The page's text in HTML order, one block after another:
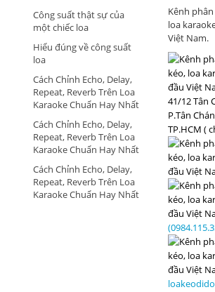
HÀNG
Công suất thật sự của
một chiếc loa
Hiểu đúng về công suất
loa
Cách Chỉnh Echo, Delay,
Repeat, Reverb Trên Loa
Karaoke Chuẩn Hay Nhất
Cách Chỉnh Echo, Delay,
Repeat, Reverb Trên Loa
Karaoke Chuẩn Hay Nhất
Cách Chỉnh Echo, Delay,
Repeat, Reverb Trên Loa
Karaoke Chuẩn Hay Nhất
Kênh
loa
Việt Nam.
41/12 Tân
P.Tân
TP.HCM (